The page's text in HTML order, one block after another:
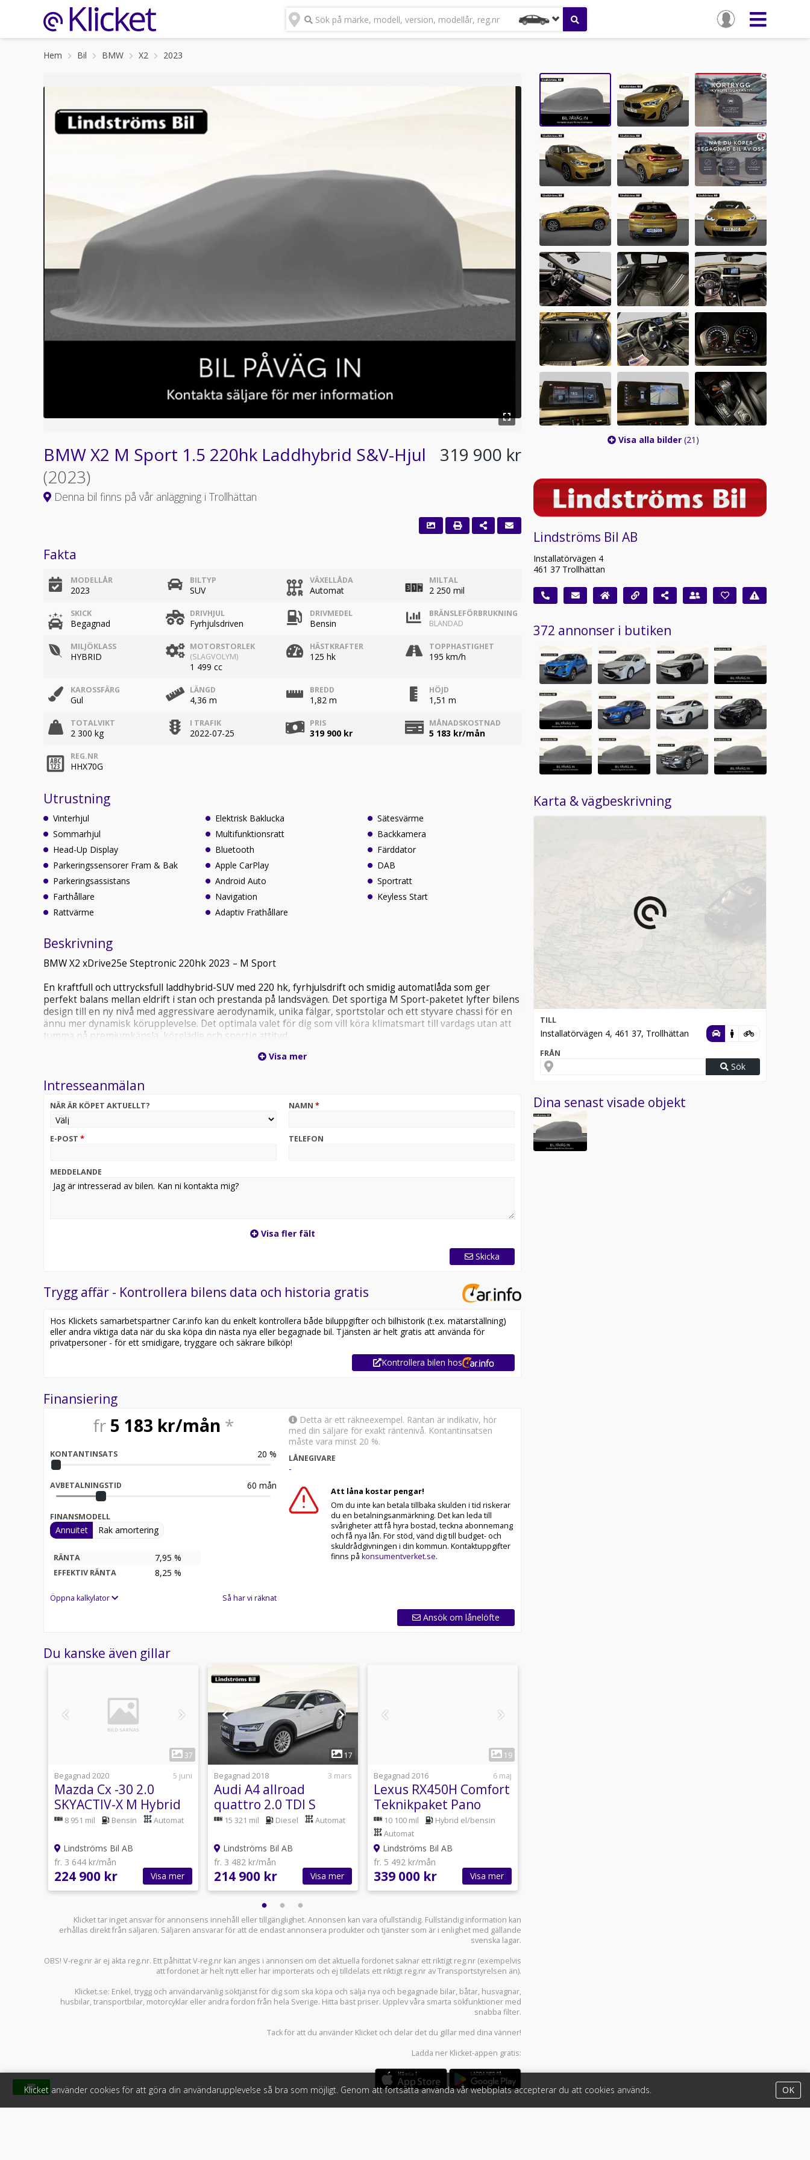
Sök på märke, modell, version, modellår, reg.nr
Hem Bil BMW X2 2023
BMW X2 M Sport 1.5 220hk Laddhybrid S&V-Hjul
(2023)
Denna bil finns på vår anläggning i Trollhättan
319 900 kr
Fakta
MODELLÅR
2023
BILTYP
SUV
VÄXELLÅDA
Automat
MILTAL
2 250 mil
SKICK
Begagnad
DRIVHJUL
Fyrhjulsdriven
DRIVMEDEL
Bensin
BRÄNSLEFÖRBRUKNING
BLANDAD
MILJÖKLASS
HYBRID
MOTORSTORLEK
(SLAGVOLYM)
1 499 cc
HÄSTKRAFTER
125 hk
TOPPHASTIGHET
195 km/h
KAROSSFÄRG
Gul
LÄNGD
4,36 m
BREDD
1,82 m
HÖJD
1,51 m
TOTALVIKT
2 300 kg
I TRAFIK
2022-07-25
PRIS
319 900 kr
MÅNADSKOSTNAD
5 183 kr/mån
REG.NR
HHX70G
Utrustning
Vinterhjul
Sommarhjul
Head-Up Display
Parkeringssensorer Fram & Bak
Parkeringsassistans
Farthållare
Rattvärme
Elektrisk Baklucka
Multifunktionsratt
Bluetooth
Apple CarPlay
Android Auto
Navigation
Adaptiv Frathållare
Sätesvärme
Backkamera
Färddator
DAB
Sportratt
Keyless Start
Beskrivning
BMW X2 xDrive25e Steptronic 220hk 2023 – M Sport
En kraftfull och uttrycksfull laddhybrid-SUV med 220 hk, fyrhjulsdrift och smidig automatlåda som ger
perfekt balans mellan eldrift i stan och prestanda på landsvägen. Det sportiga M Sport-paketet lyfter bilens
design till en ny nivå med aggressivare aerodynamik, unika fälgar, sportstolar och ett styvare chassi för en
ännu mer dynamisk körupplevelse. Det optimala valet för dig som vill köra klimatsmart till vardags utan att
tumma på premiumkänsla, körglädje och sportig attityd.
* Besiktigas senast 2027-04-30
* Senast servad Juli 2025
Varmt Välkomna till Lindströms Bil AB.
Visa mer
Intresseanmälan
NÄR ÄR KÖPET AKTUELLT? NAMN *
E-POST * TELEFON
MEDDELANDE
Visa fler fält
Skicka
Trygg affär - Kontrollera bilens data och historia gratis
Hos Klickets samarbetspartner Car.info kan du enkelt kontrollera både biluppgifter och bilhistorik (t.ex. mätarställning)
eller andra viktiga data när du ska köpa din nästa nya eller begagnade bil. Tjänsten är helt gratis att använda för
privatpersoner - för ett smidigare, tryggare och säkrare bilköp!
Kontrollera bilen hos
Finansiering
fr 5 183 kr/mån *
KONTANTINSATS 20 %
AVBETALNINGSTID 60 mån
FINANSMODELL
Annuitet Rak amortering
RÄNTA 7,95 %
EFFEKTIV RÄNTA 8,25 %
Öppna kalkylator Så har vi räknat
Detta är ett räkneexempel. Räntan är indikativ, hör
med din säljare för exakt räntenivå. Kontantinsatsen
måste vara minst 20 %.
LÅNEGIVARE
-
Att låna kostar pengar!
Om du inte kan betala tillbaka skulden i tid riskerar
du en betalningsanmärkning. Det kan leda till
svårigheter att få hyra bostad, teckna abonnemang
och få nya lån. För stöd, vänd dig till budget- och
skuldrådgivningen i din kommun. Kontaktuppgifter
finns på konsumentverket.se.
Ansök om lånelöfte
Du kanske även gillar
37
Begagnad 2020
5 juni
Mazda Cx -30 2.0
SKYACTIV-X M Hybrid
Automatisk, 180hk
8 951 mil Bensin Automat
Lindströms Bil AB
fr. 3 644 kr/mån
224 900 kr Visa mer
1
17
Begagnad 2018
3 mars
Audi A4 allroad
quattro 2.0 TDI S
Tronic, 190hk Krok
15 321 mil Diesel Automat
Lindströms Bil AB
fr. 3 482 kr/mån
214 900 kr Visa mer
19
Begagnad 2016
6 maj
Lexus RX450H Comfort
Teknikpaket Pano
Vhjul
10 100 mil
Hybrid el/bensin
Automat
Lindströms Bil AB
fr. 5 492 kr/mån
339 000 kr Visa mer
Klicket tar inget ansvar för annonsens innehåll eller tillgänglighet. Annonsen kan vara ofullständig. Fullständig information kan
erhållas direkt från säljaren. Säljaren ansvarar för att de endast annonsera produkter och tjänster som är i enlighet med gällande
svenska lagar.
OBS! V-reg.nr är ej äkta reg.nr. Ett påhittat V-reg.nr kan anges i annonsen om det aktuella fordonet saknar ett riktigt reg.nr (exempelvis
att fordonet är helt nytt eller har importerats och ej tilldelats ett riktigt reg.nr av Transportstyrelsen än).
Klicket.se: Enkel, trygg och användarvänlig söktjänst för dig som ska köpa och sälja nya och begagnade bilar, båtar, husvagnar,
husbilar,transportbilar, motorcyklar eller andra fordon från hela Sverige. Hitta bäst priser. Upplev våra smarta sökfunktioner med
snabba filter.
Tack för att du använder Klicket och delar det du gillar med dina vänner!
Ladda ner Klicket-appen gratis:
Visa alla bilder (21)
Lindströms Bil AB
Installatörvägen 4
461 37 Trollhättan
372 annonser i butiken
Karta & vägbeskrivning
TILL
Installatörvägen 4, 461 37, Trollhättan
FRÅN
Sök
Dina senast visade objekt
Klicket använder cookies för att göra din användarupplevelse så bra som möjligt. Genom att fortsätta använda vår webbplats accepterar du att cookies används. OK